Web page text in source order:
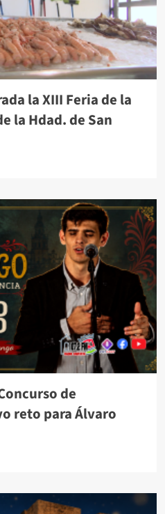
la XIII Feria de la
la Hdad. de San
de
reto para Álvaro